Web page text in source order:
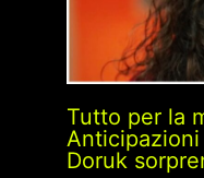
Tutto per la
Doruk